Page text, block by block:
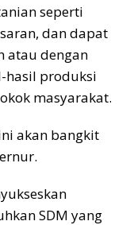
seperti
dan dapat
atau dengan
hasil produksi
masyarakat.
akan bangkit
SDM yang